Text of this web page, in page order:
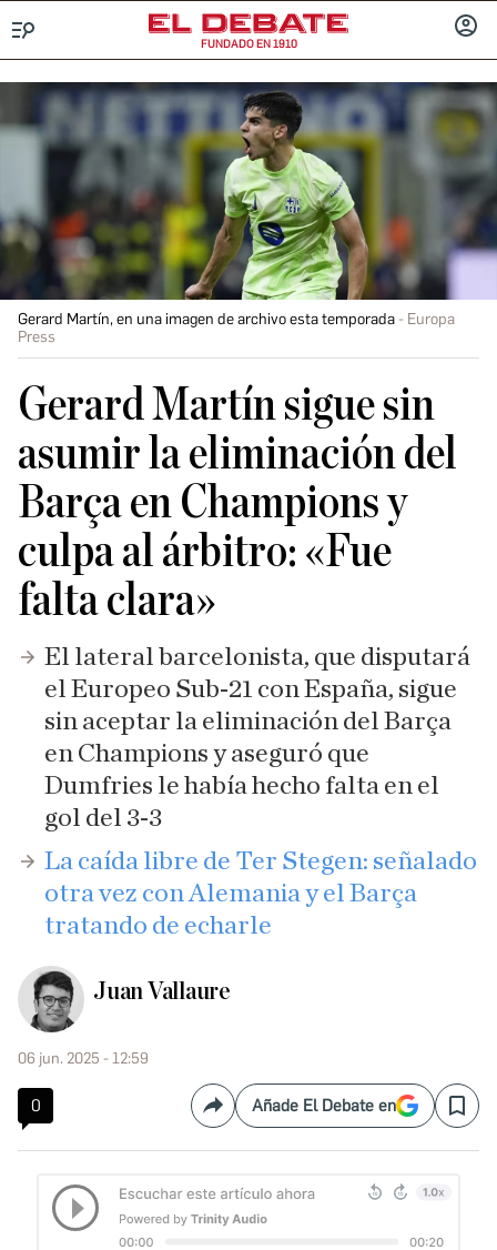
FUNDADO EN 1910
Gerard Martín, en una imagen de archivo esta temporada
Europa
Press
Gerard Martín sigue sin
asumir la eliminación del
Barça en Champions y
culpa al árbitro: «Fue
falta clara»
El lateral barcelonista, que disputará
el Europeo Sub-21 con España, sigue
sin aceptar la eliminación del Barça
en Champions y aseguró que
Dumfries le había hecho falta en el
gol del 3-3
La caída libre de Ter Stegen: señalado
otra vez con Alemania y el Barça
tratando de echarle
Juan Vallaure
06 jun. 2025 - 12:59
0 CompartirAñade El Debate en Save